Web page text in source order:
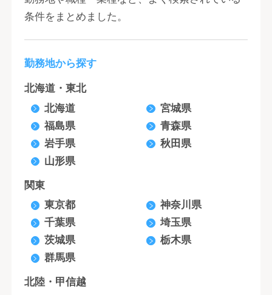
条件をまとめました。
勤務地から探す
北海道・東北
北海道
宮城県
福島県
青森県
岩手県
秋田県
山形県
関東
東京都
神奈川県
千葉県
埼玉県
茨城県
栃木県
群馬県
北陸・甲信越